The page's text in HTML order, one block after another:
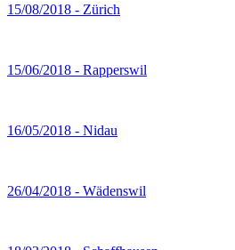
15/08/2018 - Zürich
15/06/2018 - Rapperswil
16/05/2018 - Nidau
26/04/2018 - Wädenswil